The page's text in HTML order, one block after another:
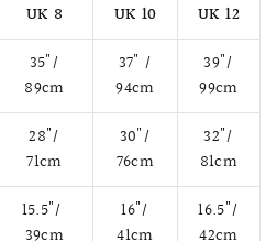
UK 8 UK 10 UK 12
35"/
89cm
37" /
94cm
39"/
99cm
28"/
71cm
30"/
76cm
32"/
81cm
15.5"/
16"/
16.5"/